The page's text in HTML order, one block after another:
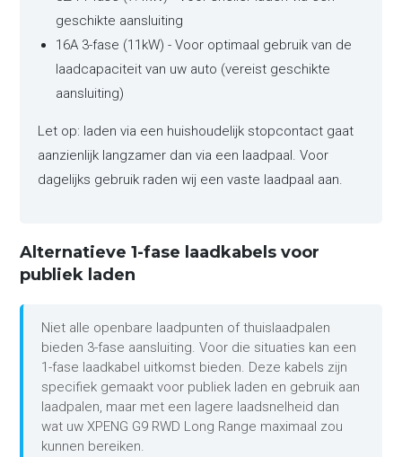
geschikte aansluiting
16A 3-fase (11kW) - Voor optimaal gebruik van de
laadcapaciteit van uw auto (vereist geschikte
aansluiting)
Let op: laden via een huishoudelijk stopcontact gaat
aanzienlijk langzamer dan via een laadpaal. Voor
dagelijks gebruik raden wij een vaste laadpaal aan.
Alternatieve 1-fase laadkabels voor
publiek laden
Niet alle openbare laadpunten of thuislaadpalen
bieden 3-fase aansluiting. Voor die situaties kan een
1-fase laadkabel uitkomst bieden. Deze kabels zijn
specifiek gemaakt voor publiek laden en gebruik aan
laadpalen, maar met een lagere laadsnelheid dan
wat uw XPENG G9 RWD Long Range maximaal zou
kunnen bereiken.